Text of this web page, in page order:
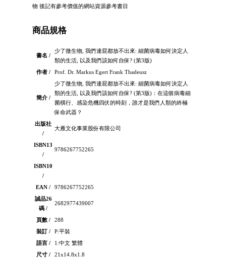
物 後記有參考價值的網站資源參考書目
商品規格
書名 /
少了微生物, 我們連屁都放不出來: 細菌病毒如何決定人
類的生活, 以及我們該如何自保? (第3版)
作者 /
Prof. Dr. Markus Egert Frank Thadeusz
簡介 /
少了微生物, 我們連屁都放不出來: 細菌病毒如何決定人
類的生活, 以及我們該如何自保? (第3版)：在這個病毒細
菌橫行、感染危機四伏的時刻，誰才是我們人類的終極
保命武器？
出版社
/
大雁文化事業股份有限公司
ISBN13
/
9786267752265
ISBN10
/
EAN /
9786267752265
誠品26
碼 /
2682977439007
頁數 /
288
裝訂 /
P:平裝
語言 /
1:中文 繁體
尺寸 /
21x14.8x1.8